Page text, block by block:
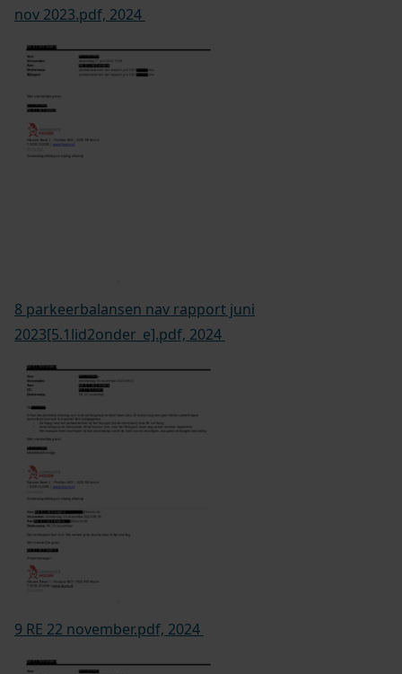
nov 2023.pdf, 2024
8 parkeerbalansen nav rapport juni
2023[5.1lid2onder_e].pdf, 2024
9 RE 22 november.pdf, 2024